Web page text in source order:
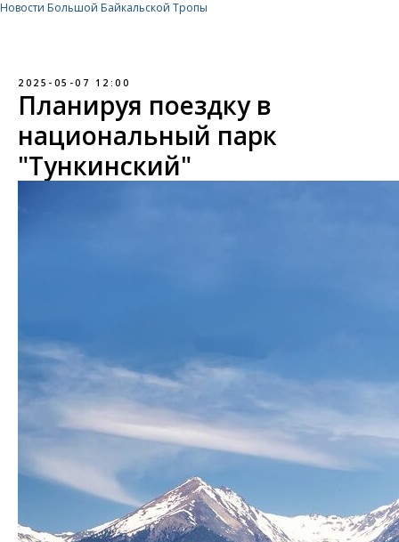
Новости Большой Байкальской Тропы
2025-05-07 12:00
Планируя поездку в
национальный парк
"Тункинский"